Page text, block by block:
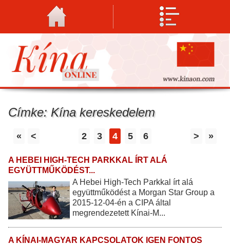
Címke: Kína kereskedelem
« < 2 3 4 5 6 > »
A HEBEI HIGH-TECH PARKKAL ÍRT ALÁ
EGYÜTTMŰKÖDÉST...
A Hebei High-Tech Parkkal írt alá
együttműködést a Morgan Star Group a
2015-12-04-én a CIPA által
megrendezetett Kínai-M...
A KÍNAI-MAGYAR KAPCSOLATOK IGEN FONTOS